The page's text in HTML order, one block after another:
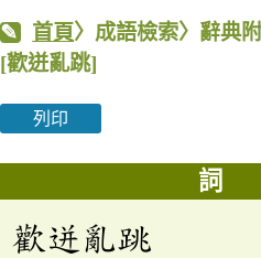
首頁〉成語檢索〉辭典
[歡迸亂跳]
列印
詞
歡迸亂跳